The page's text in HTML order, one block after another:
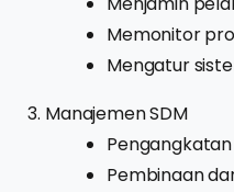
Memonitor
Mengatur
Manajemen SDM
Pembinaan